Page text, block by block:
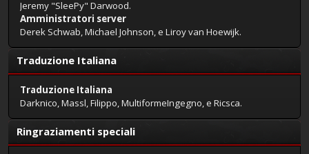
Jeremy "SleePy" Darwood.
Amministratori server
Derek Schwab, Michael Johnson, e Liroy van Hoewijk.
Traduzione Italiana
Traduzione Italiana
Darknico, Massl, Filippo, MultiformeIngegno, e Ricsca.
Ringraziamenti speciali